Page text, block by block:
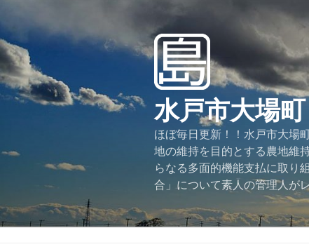
テ
ン
ツ
へ
プ
水戸市大場
ほぼ毎日更新！！水戸市大場
地の維持を目的とする農地維
らなる多面的機能支払に取り
合」について素人の管理人が